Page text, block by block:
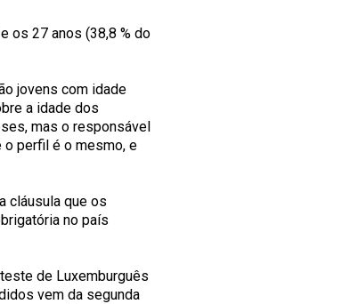
os 27 anos (38,8 % do
jovens com idade
a idade dos
mas o responsável
o perfil é o mesmo, e
cláusula que os
no país
de Luxemburguês
vem da segunda